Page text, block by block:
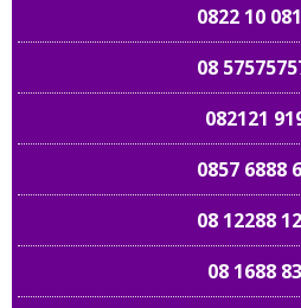
0822 10
08
082121
0857 6888
08 12288
08 1688